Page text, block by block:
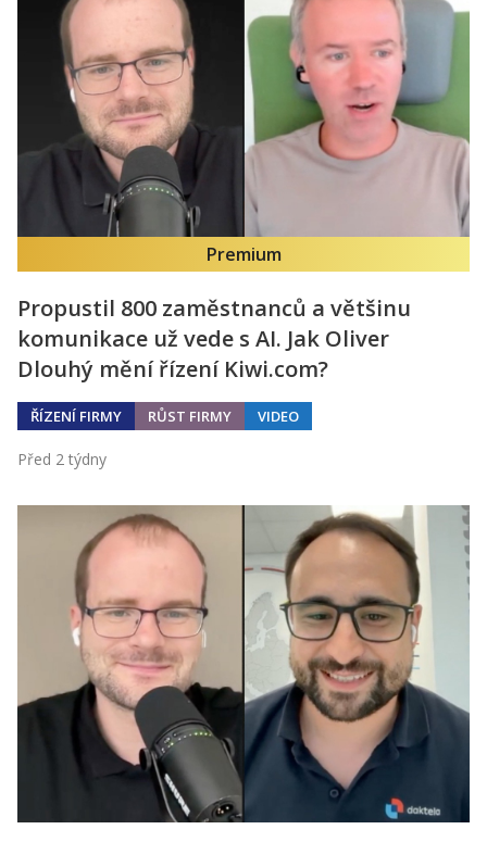
Premium
Propustil 800 zaměstnanců a většinu
komunikace už vede s AI. Jak Oliver
Dlouhý mění řízení Kiwi.com?
ŘÍZENÍ FIRMY RŮST FIRMY VIDEO
Před 2 týdny